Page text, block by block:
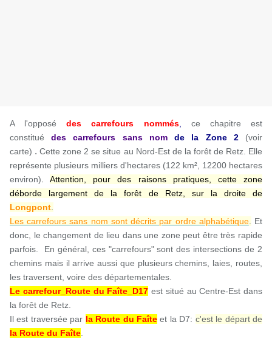
A l'opposédes carrefours nommés,
ce chapitre est
constitué
des carrefours sans nom de la Zone 2
(voir
carte) .Cette zone 2 se situe au Nord-Est de la forêt de Retz. Elle
représente plusieurs milliers d'hectares (122 km², 12200 hectares
environ) .Attention, pour des raisons pratiques, cette zone
déborde largement de la forêt de Retz, sur la droite de
Longpont
Les carrefours sans nom sont décrits par ordre alphabétique.
Et
donc, le changement de lieu dans une zone peut être très rapide
parfois. En général, ces "carrefours" sont des intersections de 2
chemins mais il arrive aussi que plusieurs chemins, laies, routes,
les traversent, voire des départementales.
Le carrefour_Route du Faîte_D17 est situé au Centre-Est dans
la forêt de Retz.
Il est traversée par la Route du Faîte et la D7: c'est le départ de
la Route du Faîte